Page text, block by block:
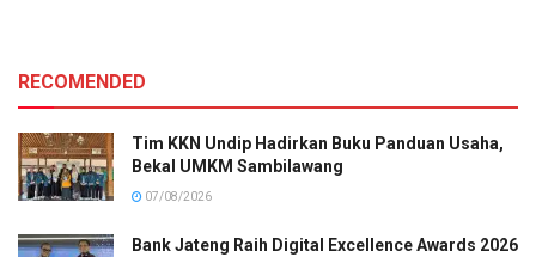
RECOMENDED
Tim KKN Undip Hadirkan Buku Panduan Usaha,
Bekal UMKM Sambilawang
07/08/2026
Bank Jateng Raih Digital Excellence Awards 2026